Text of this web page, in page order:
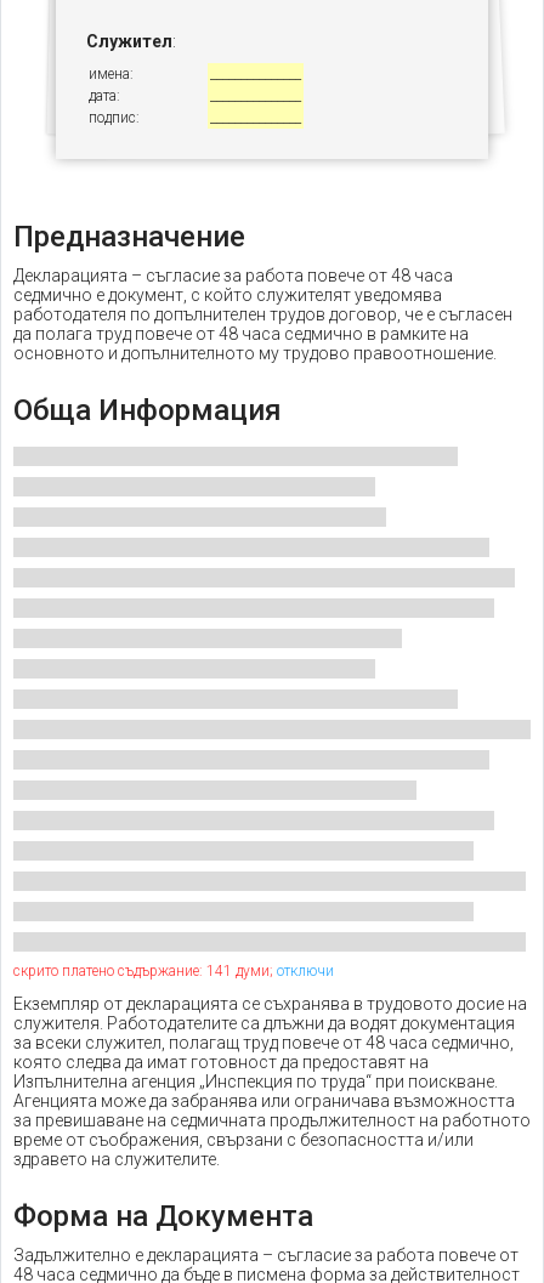
Служител:
имена:
дата:
подпис:
Предназначение
Декларацията – съгласие за работа повече от 48 часа
седмично е документ, с който служителят уведомява
работодателя по допълнителен трудов договор, че е съгласен
да полага труд повече от 48 часа седмично в рамките на
основното и допълнителното му трудово правоотношение.
Обща Информация
скрито платено съдържание: 141 думи; отключи
Екземпляр от декларацията се съхранява в трудовото досие на
служителя. Работодателите са длъжни да водят документация
за всеки служител, полагащ труд повече от 48 часа седмично,
която следва да имат готовност да предоставят на
Изпълнителна агенция „Инспекция по труда“ при поискване.
Агенцията може да забранява или ограничава възможността
за превишаване на седмичната продължителност на работното
време от съображения, свързани с безопасността и/или
здравето на служителите.
Форма на Документа
Задължително е декларацията – съгласие за работа повече от
48 часа седмично да бъде в писмена форма за действителност